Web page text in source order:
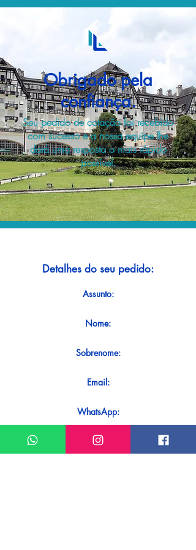
Obrigado pela
confiança.
Seu pedido de cotação foi recebido
com sucesso e a nossa equipe lhe
dará uma resposta o mais rápido
possível.
Detalhes do seu pedido:
Assunto:
Nome:
Sobrenome:
Email:
WhatsApp:
Mensagem: